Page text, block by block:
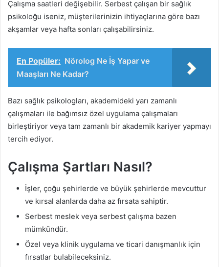
Çalışma saatleri değişebilir. Serbest çalışan bir sağlık
psikoloğu iseniz, müşterilerinizin ihtiyaçlarına göre bazı
akşamlar veya hafta sonları çalışabilirsiniz.
En Popüler: Nörolog Ne İş Yapar ve
Maaşları Ne Kadar?
Bazı sağlık psikologları, akademideki yarı zamanlı
çalışmaları ile bağımsız özel uygulama çalışmaları
birleştiriyor veya tam zamanlı bir akademik kariyer yapmayı
tercih ediyor.
Çalışma Şartları Nasıl?
İşler, çoğu şehirlerde ve büyük şehirlerde mevcuttur
ve kırsal alanlarda daha az fırsata sahiptir.
Serbest meslek veya serbest çalışma bazen
mümkündür.
Özel veya klinik uygulama ve ticari danışmanlık için
fırsatlar bulabileceksiniz.